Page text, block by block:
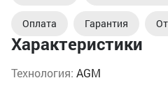
Характеристики
Технология: AGM
Оплата Гарантия